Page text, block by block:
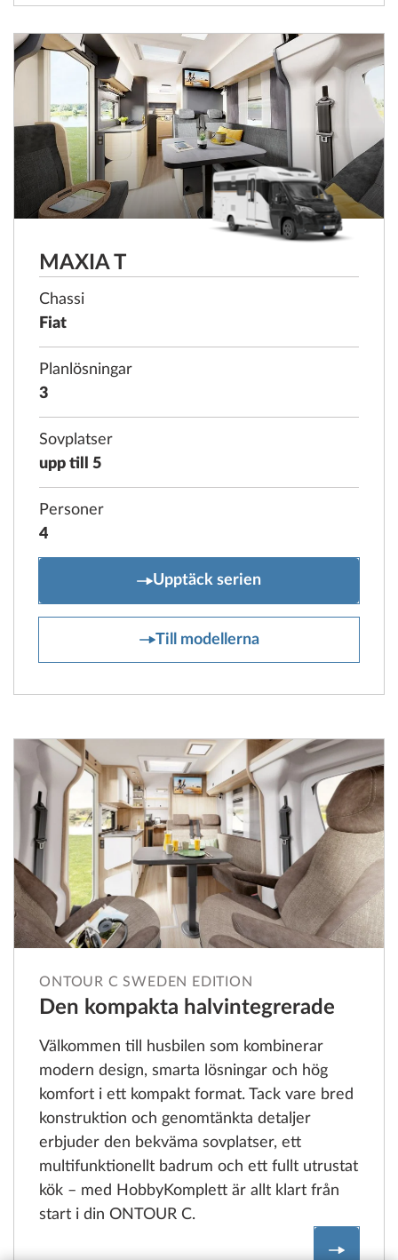
MAXIA T
Chassi
Fiat
Planlösningar
3
Sovplatser
upp till 5
Personer
4
MAXIA T
Upptäck serien
Till modellerna
MAXIA T
ONTOUR C SWEDEN EDITION
Den kompakta halvintegrerade
Välkommen till husbilen som kombinerar
modern design, smarta lösningar och hög
komfort i ett kompakt format. Tack vare bred
konstruktion och genomtänkta detaljer
erbjuder den bekväma sovplatser, ett
multifunktionellt badrum och ett fullt utrustat
kök – med HobbyKomplett är allt klart från
start i din ONTOUR C.
Mer om